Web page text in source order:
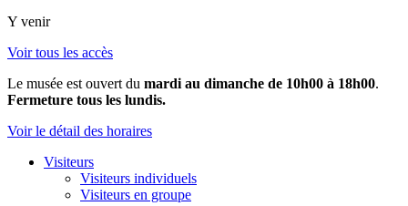
Y venir
Voir tous les accès
Le musée est ouvert du mardi au dimanche de 10h00 à 18h00.
Fermeture tous les lundis.
Voir le détail des horaires
Visiteurs
Visiteurs individuels
Visiteurs en groupe